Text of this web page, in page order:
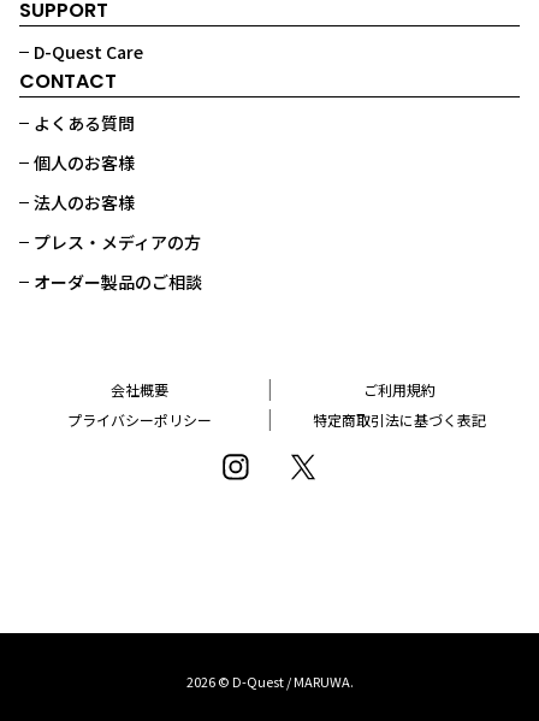
SUPPORT
D-Quest Care
CONTACT
よくある質問
個人のお客様
法人のお客様
プレス・メディアの方
オーダー製品のご相談
会社概要
ご利用規約
プライバシーポリシー
特定商取引法に基づく表記
2026 © D-Quest / MARUWA.